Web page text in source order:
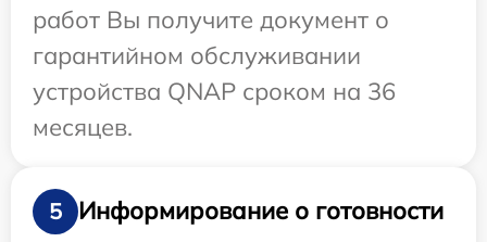
работ Вы получите документ о
гарантийном обслуживании
устройства QNAP сроком на 36
месяцев.
5
Информирование о готовности